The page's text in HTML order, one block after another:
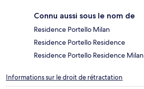
Connu aussi sous le nom de
Residence Portello Milan
Residence Portello Residence
Residence Portello Residence Milan
Informations sur le droit de rétractation